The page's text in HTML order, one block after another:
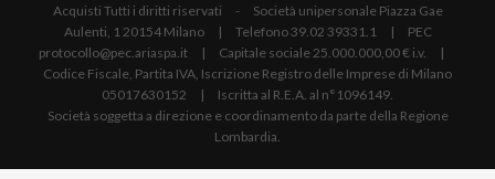
Acquisti Tutti i diritti riservati - Società unipersonale Piazza Gae
Aulenti, 1 20154 Milano | Telefono 39.02 39331.1 | PEC
protocollo@pec.ariaspa.it | Capitale sociale 25.000.000,00 € i.v. |
Codice Fiscale, Partita IVA, Iscrizione Registro delle Imprese di Milano
05017630152 | Iscritta al R.E.A. al n°1096149.
Società soggetta a direzione e coordinamento da parte della Regione
Lombardia.